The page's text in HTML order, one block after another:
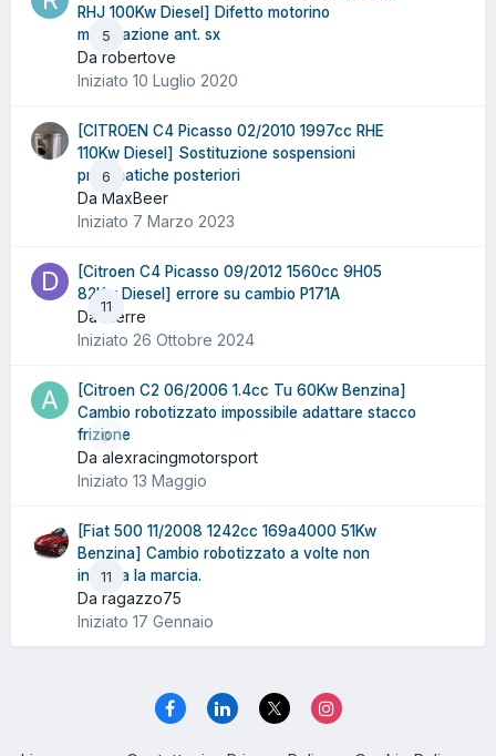
5
RHJ 100Kw Diesel] Difetto motorino
miscelazione ant. sx
Da robertove
Iniziato 10 Luglio 2020
6
[CITROEN C4 Picasso 02/2010 1997cc RHE
110Kw Diesel] Sostituzione sospensioni
pneumatiche posteriori
Da MaxBeer
Iniziato 7 Marzo 2023
11
[Citroen C4 Picasso 09/2012 1560cc 9H05
82Kw Diesel] errore su cambio P171A
Da dierre
Iniziato 26 Ottobre 2024
0
[Citroen C2 06/2006 1.4cc Tu 60Kw Benzina]
Cambio robotizzato impossibile adattare stacco
frizione
Da alexracingmotorsport
Iniziato 13 Maggio
11
[Fiat 500 11/2008 1242cc 169a4000 51Kw
Benzina] Cambio robotizzato a volte non
innesta la marcia.
Da ragazzo75
Iniziato 17 Gennaio